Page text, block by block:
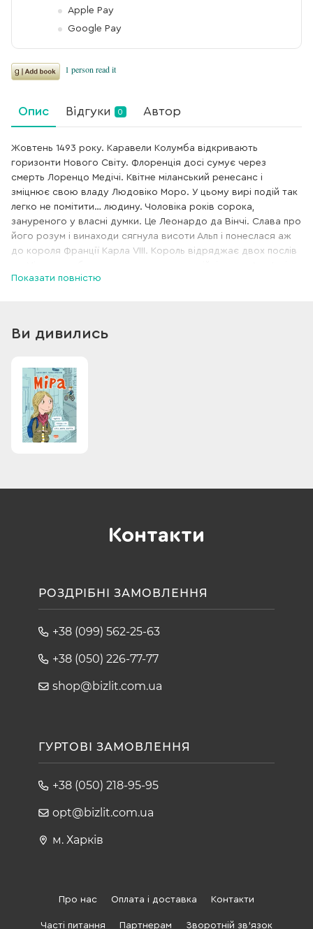
Apple Pay
Google Pay
Опис Відгуки 0 Автор
Жовтень 1493 року. Каравели Колумба відкривають
горизонти Нового Світу. Флоренція досі сумує через
смерть Лоренцо Медічі. Квітне міланський ренесанс і
зміцнює свою владу Людовіко Моро. У цьому вирі подій так
легко не помітити… людину. Чоловіка років сорока,
зануреного у власні думки. Це Леонардо да Вінчі. Слава про
його розум і винаходи сягнула висоти Альп і понеслася аж
до короля Франції Карла VIII. Король відряджає двох послів
Але це лише прикриття. Карл VIII довіряє послам таємну
Показати повністю
Ви дивились
Контакти
РОЗДРІБНІ ЗАМОВЛЕННЯ
+38 (099) 562-25-63
+38 (050) 226-77-77
shop@bizlit.com.ua
ГУРТОВІ ЗАМОВЛЕННЯ
+38 (050) 218-95-95
opt@bizlit.com.ua
м. Харків
Про нас Оплата і доставка Контакти
Часті питання Партнерам Зворотній зв'язок